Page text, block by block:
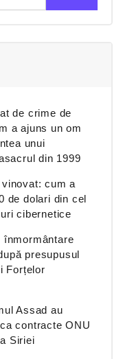
de crime de
a ajuns un om
unui
din 1999
cum a
de dolari din cel
cibernetice
înmormântare
presupusul
Forțelor
Assad au
contracte ONU
Siriei